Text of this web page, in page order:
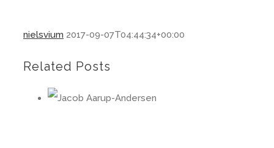
nielsvium 2017-09-07T04:44:34+00:00
Related Posts